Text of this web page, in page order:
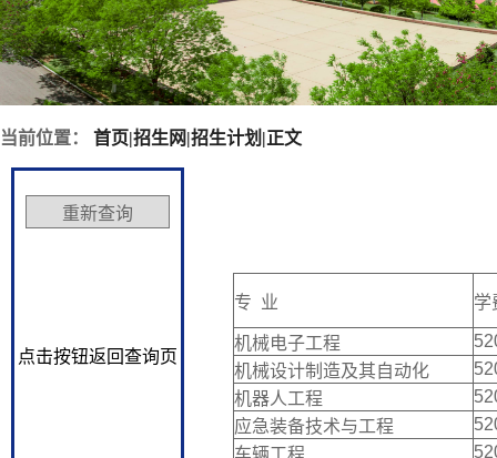
当前位置： 首页|招生网|招生计划 |正文
点击按钮返回查询页
专 业 学
机械电子工程
机械设计制造及其自动化
机器人工程
应急装备技术与工程
车辆工程